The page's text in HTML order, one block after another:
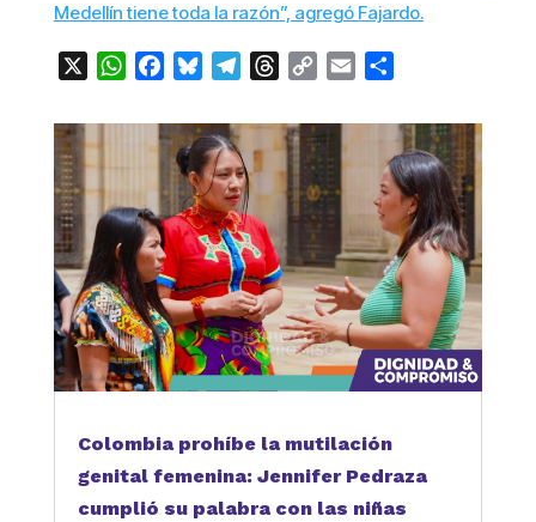
Medellín tiene toda la razón”, agregó Fajardo.
WhatsApp
FacebookBlueskyTelegramThreads
Copy Email
Colombia prohíbe la mutilación
genital femenina: Jennifer Pedraza
cumplió su palabra con las niñas